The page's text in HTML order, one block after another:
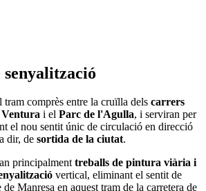
senyalització
tram comprès entre la cruïlla dels carrers
Ventura i el Parc de l'Agulla, i serviran per
el nou sentit únic de circulació en direcció
dir, de sortida de la ciutat.
principalmenttreballs de pintura viària i
vertical, eliminant el sentit de
Manresa en aquest tram de la carretera de